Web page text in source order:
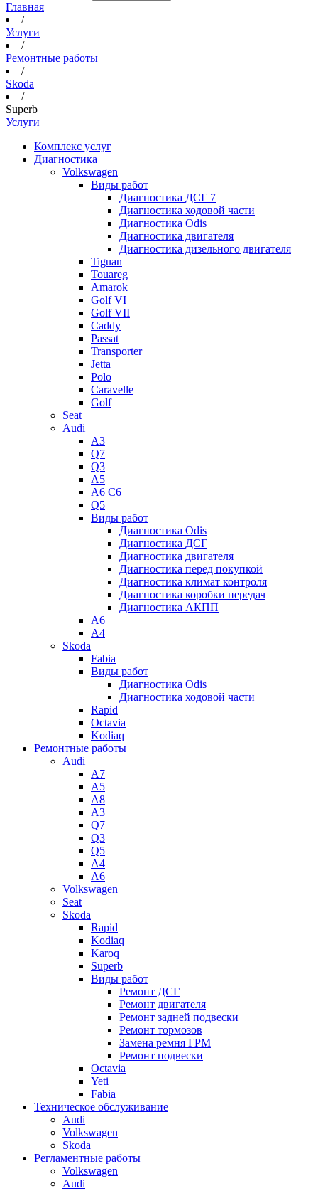
Главная
/
Услуги
/
Ремонтные работы
/
Skoda
/
Superb
Услуги
Комплекс услуг
Диагностика
Volkswagen
Виды работ
Диагностика ДСГ 7
Диагностика ходовой части
Диагностика Odis
Диагностика двигателя
Диагностика дизельного двигателя
Tiguan
Touareg
Amarok
Golf VI
Golf VII
Caddy
Passat
Transporter
Jetta
Polo
Caravelle
Golf
Seat
Audi
A3
Q7
Q3
A5
A6 C6
Q5
Виды работ
Диагностика Odis
Диагностика ДСГ
Диагностика двигателя
Диагностика перед покупкой
Диагностика климат контроля
Диагностика коробки передач
Диагностика АКПП
A6
A4
Skoda
Fabia
Виды работ
Диагностика Odis
Диагностика ходовой части
Rapid
Octavia
Kodiaq
Ремонтные работы
Audi
A7
A5
A8
A3
Q7
Q3
Q5
A4
A6
Volkswagen
Seat
Skoda
Rapid
Kodiaq
Karoq
Superb
Виды работ
Ремонт ДСГ
Ремонт двигателя
Ремонт задней подвески
Ремонт тормозов
Замена ремня ГРМ
Ремонт подвески
Octavia
Yeti
Fabia
Техническое обслуживание
Audi
Volkswagen
Skoda
Регламентные работы
Volkswagen
Audi